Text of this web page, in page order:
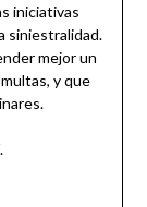
iniciativas
siniestralidad.
mejor un
y que
.